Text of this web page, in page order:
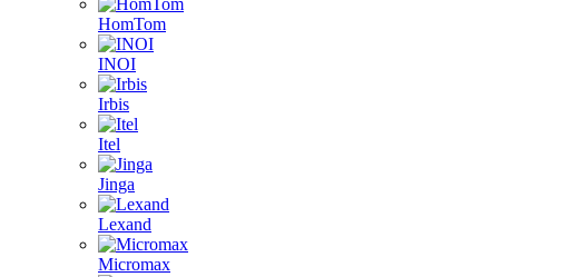
HomTom
INOI
Irbis
Itel
Jinga
Lexand
Micromax